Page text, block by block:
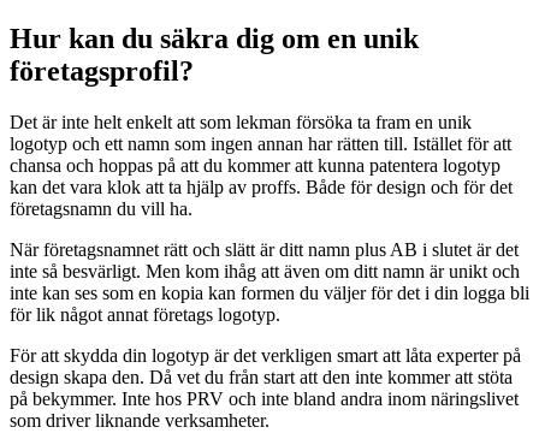
Hur kan du säkra dig om en unik
företagsprofil?
Det är inte helt enkelt att som lekman försöka ta fram en unik
logotyp och ett namn som ingen annan har rätten till. Istället för att
chansa och hoppas på att du kommer att kunna patentera logotyp
kan det vara klok att ta hjälp av proffs. Både för design och för det
företagsnamn du vill ha.
När företagsnamnet rätt och slätt är ditt namn plus AB i slutet är det
inte så besvärligt. Men kom ihåg att även om ditt namn är unikt och
inte kan ses som en kopia kan formen du väljer för det i din logga bli
för lik något annat företags logotyp.
För att skydda din logotyp är det verkligen smart att låta experter på
design skapa den. Då vet du från start att den inte kommer att stöta
på bekymmer. Inte hos PRV och inte bland andra inom näringslivet
som driver liknande verksamheter.